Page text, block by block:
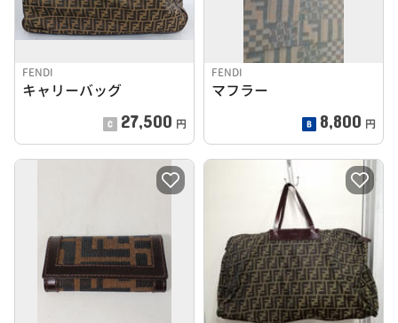
FENDI
キャリーバッグ
27,500 円
FENDI
マフラー
8,800 円